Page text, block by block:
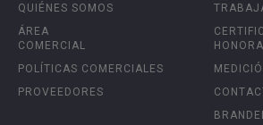
QUIÉNES SOMOS
ÁREA
COMERCIAL
POLÍTICAS COMERCIALES
PROVEEDORES